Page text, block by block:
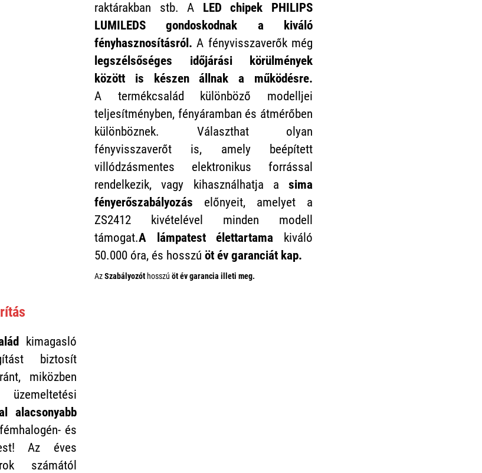
raktárakban stb. A LED chipek
PHILIPS
LUMILEDS gondoskodnak a kiváló
fényhasznosításról.A fényvisszaverők még
legszélsőséges időjárási körülmények
között is készen állnak a működésre.
A termékcsalád különböző modelljei
teljesítményben, fényáramban és átmérőben
különböznek. Választhat olyan
fényvisszaverőt is, amely beépített
villódzásmentes elektronikus forrással
rendelkezik, vagy kihasználhatja a sima
fényerőszabályozás előnyeit, amelyet a
ZS2412 kivételével minden modell
támogat.A lámpatest élettartama kiváló
50.000 óra, és hosszú öt év garanciát kap.
AzSzabályozót hosszú öt év garancia illeti meg.
kimagasló
biztosít
miközben
alacsonyabb
és
Az éves
számától